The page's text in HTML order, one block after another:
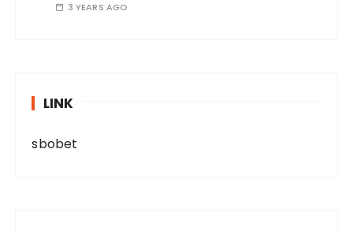
3 YEARS AGO
LINK
sbobet